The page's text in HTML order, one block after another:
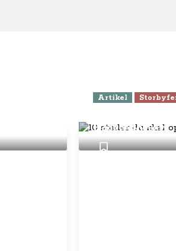
Artikel
højsæsonen